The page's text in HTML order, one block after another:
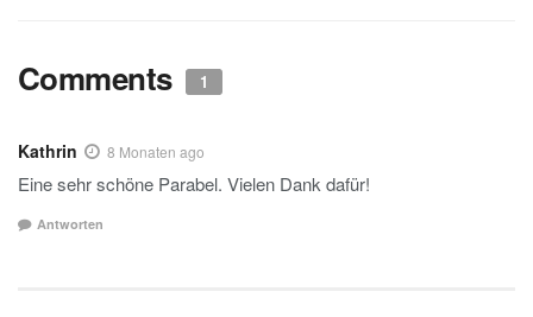
Comments 1
Kathrin 8 Monaten ago
Eine sehr schöne Parabel. Vielen Dank dafür!
Antworten